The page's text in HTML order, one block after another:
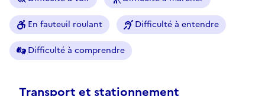
En fauteuil roulant Difficulté à entendre
Difficulté à comprendre
Transport et stationnement